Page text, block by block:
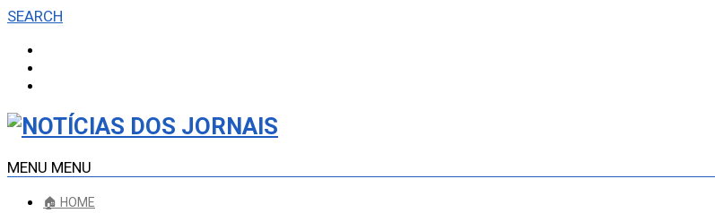
SEARCH
MENU MENU
🏠 HOME